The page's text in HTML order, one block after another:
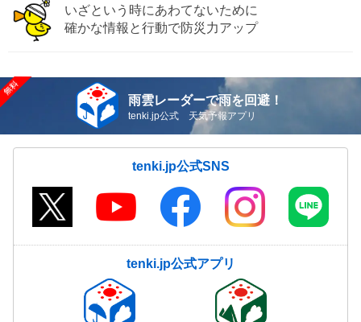
いざという時にあわてないために
確かな情報と行動で防災力アップ
雨雲レーダーで雨を回避！
tenki.jp公式 天気予報アプリ
tenki.jp公式SNS
tenki.jp公式アプリ